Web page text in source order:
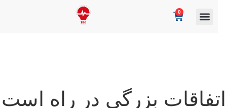
بزرگی در راه است